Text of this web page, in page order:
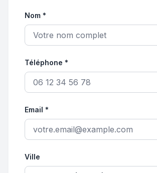
Nom *
Téléphone *
Email *
Ville